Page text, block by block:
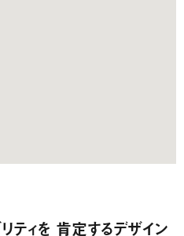
ティを 肯定するデザイン